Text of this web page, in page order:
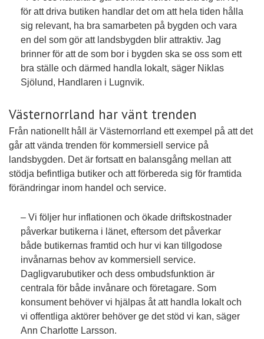
för att driva butiken handlar det om att hela tiden hålla
sig relevant, ha bra samarbeten på bygden och vara
en del som gör att landsbygden blir attraktiv. Jag
brinner för att de som bor i bygden ska se oss som ett
bra ställe och därmed handla lokalt, säger Niklas
Sjölund, Handlaren i Lugnvik.
Västernorrland har vänt trenden
Från nationellt håll är Västernorrland ett exempel på att det
går att vända trenden för kommersiell service på
landsbygden. Det är fortsatt en balansgång mellan att
stödja befintliga butiker och att förbereda sig för framtida
förändringar inom handel och service.
– Vi följer hur inflationen och ökade driftskostnader
påverkar butikerna i länet, eftersom det påverkar
både butikernas framtid och hur vi kan tillgodose
invånarnas behov av kommersiell service.
Dagligvarubutiker och dess ombudsfunktion är
centrala för både invånare och företagare. Som
konsument behöver vi hjälpas åt att handla lokalt och
vi offentliga aktörer behöver ge det stöd vi kan, säger
Ann Charlotte Larsson.